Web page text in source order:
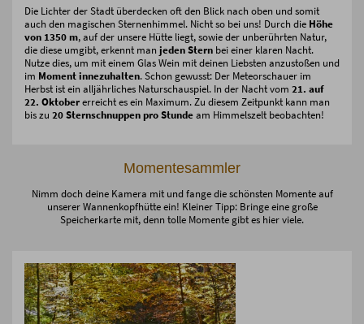
Die Lichter der Stadt überdecken oft den Blick nach oben und somit
auch den magischen Sternenhimmel. Nicht so bei uns! Durch die Höhe
von 1350 m, auf der unsere Hütte liegt, sowie der unberührten Natur,
die diese umgibt, erkennt man jeden Stern bei einer klaren Nacht.
Nutze dies, um mit einem Glas Wein mit deinen Liebsten anzustoßen und
im Moment innezuhalten. Schon gewusst: Der Meteorschauer im
Herbst ist ein alljährliches Naturschauspiel. In der Nacht vom 21. auf
22. Oktobererreicht es ein Maximum. Zu diesem Zeitpunkt kann man
bis zu 20 Sternschnuppen pro Stundeam Himmelszelt beobachten!
Momentesammler
Nimm doch deine Kamera mit und fange die schönsten Momente auf
unserer Wannenkopfhütte ein! Kleiner Tipp: Bringe eine große
Speicherkarte mit, denn tolle Momente gibt es hier viele.